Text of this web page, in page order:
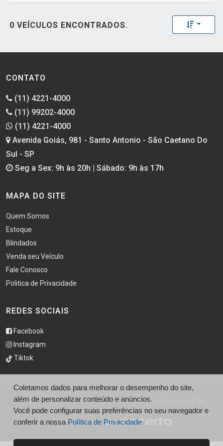
0 VEÍCULOS ENCONTRADOS. Toggle
CONTATO
(11) 4221-4000
(11) 99202-4000
(11) 4221-4000
Avenida Goiás, 981 - Santo Antonio - São Caetano Do
Sul - SP
Seg a Sex: 9h às 20h | Sábado: 9h às 17h
MAPA DO SITE
Quem Somos
Estoque
Blindados
Venda seu Veículo
Fale Conosco
Politica de Privacidade
REDES SOCIAIS
Facebook
Instagram
Tiktok
© São Caetano Automóveis - http://saocaetanoautomoveis.com.br/
Desenvolvido por
Coletamos dados para melhorar o desempenho do site,
além de personalizar conteúdo e anúncios.
Você pode configurar suas preferências no seu navegador e
conferir a nossa Política de Privacidade.